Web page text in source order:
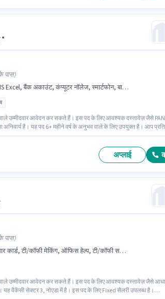
*
पास)
बैंक अकाउंट, कंप्यूटर नॉलेज, स्मार्टफोन, बाइक, आधार कार्ड, कोल्ड कॉलिंग
वाले उम्मीदवार आवेदन कर सकते हैं। इस पद के लिए आवश्यक दस्तावेज़ जैसे PAN
अनिवार्य है। यह पद 6+ महीने वर्ष के अनुभव वाले के लिए उपयुक्त है। आप प्रति
अप्लाई
पास)
टी/कॉफी मेकिंग, ऑफिस हेल्प, टी/कॉफी सर्विंग, बैंक अकाउंट
वाले उम्मीदवार आवेदन कर सकते हैं। इस पद के लिए आवश्यक दस्तावेज़ जैसे
यह वैकेंसी सेक्टर 3, नोएडा में है। इस पद के लिए Fixed सैलरी उपलब्ध है।